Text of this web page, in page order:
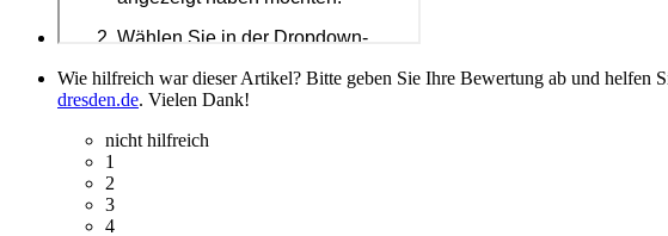
Wie hilfreich war dieser Artikel? Bitte geben Sie Ihre Bewertung ab und helfen
dresden.de. Vielen Dank!
nicht hilfreich
1
2
3
4